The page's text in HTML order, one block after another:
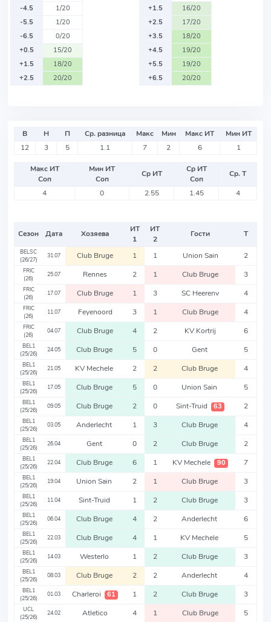
-4.5
1/20
-5.5
1/20
-6.5
0/20
+0.5
15/20
+1.5
18/20
+2.5
20/20
+1.5
16/20
+2.5
17/20
+3.5
18/20
+4.5
19/20
+5.5
19/20
+6.5
20/20
В Н П Ср. разница Макс Мин Макс ИТ
Мин ИТ
12
3 5 1.1 7 2 6 1
Макс ИТ
Соп
Мин ИТ
Соп
Ср ИТ
Ср ИТ
Соп
Ср. Т
4
0 2.55 1.45 4
Сезон Дата Хозяева
ИТ
1
ИТ
2
Гости Т
BELSC
(26/27)
31.07 Club Bruge 1 1 Union Sain 2
FRIC
(26)
25.07 Rennes 2 1 Club Bruge 3
FRIC
(26)
17.07 Club Bruge 1 3 SC Heerenv 4
FRIC
(26)
11.07 Feyenoord 3 1 Club Bruge 4
FRIC
(26)
04.07 Club Bruge 4 2 KV Kortrij 6
BEL1
(25/26)
24.05 Club Bruge 5 0 Gent 5
BEL1
(25/26)
21.05 KV Mechele 2 2 Club Bruge 4
BEL1
(25/26)
17.05 Club Bruge 5 0 Union Sain 5
BEL1
(25/26)
09.05 Club Bruge 2 0 Sint-Truid 63 2
BEL1
(25/26)
03.05 Anderlecht 1 3 Club Bruge 4
BEL1
(25/26)
26.04 Gent 0 2 Club Bruge 2
BEL1
(25/26)
22.04 Club Bruge 6 1 KV Mechele 90 7
BEL1
(25/26)
19.04 Union Sain 2 1 Club Bruge 3
BEL1
(25/26)
11.04 Sint-Truid 1 2 Club Bruge 3
BEL1
(25/26)
06.04 Club Bruge 4 2 Anderlecht 6
BEL1
(25/26)
22.03 Club Bruge 4 1 KV Mechele 5
BEL1
(25/26)
14.03 Westerlo 1 2 Club Bruge 3
BEL1
(25/26)
08.03 Club Bruge 2 2 Anderlecht 4
BEL1
(25/26)
01.03 Charleroi 61 1 2 Club Bruge 3
UCL
(25/26)
24.02 Atletico 4 1 Club Bruge 5